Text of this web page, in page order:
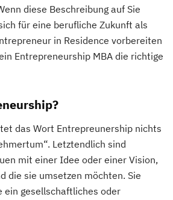
diese Beschreibung auf Sie
für eine berufliche Zukunft als
in Residence vorbereiten
Entrepreneurship MBA die richtige
das Wort Entrepreunership nichts
Letztendlich sind
mit einer Idee oder einer Vision,
die sie umsetzen möchten. Sie
ein gesellschaftliches oder